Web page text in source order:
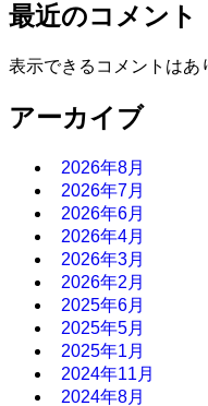
最近のコメント
表示できるコメントはあ
アーカイブ
2026年8月
2026年7月
2026年6月
2026年4月
2026年3月
2026年2月
2025年6月
2025年5月
2025年1月
2024年11月
2024年8月